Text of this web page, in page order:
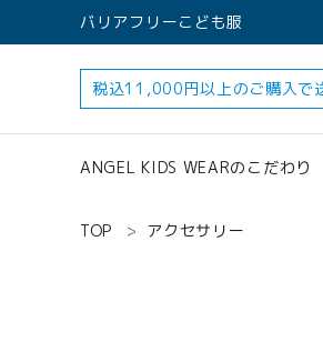
バリアフリーこども服
税込11,000円以上のご購入で
ANGEL KIDS WEARのこだわり
TOP アクセサリー